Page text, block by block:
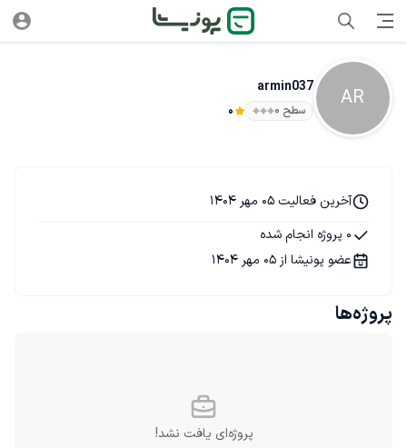
AR
armin037
سطح ۰ 0
آخرین فعالیت 05 مهر 1404
0 پروژه انجام شده
عضو پونیشا از 05 مهر 1404
پروژه‌ها
پروژه‌ای یافت نشد!